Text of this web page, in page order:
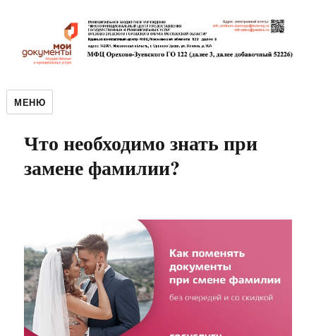
МЕНЮ
Что необходимо знать при
замене фамилии?